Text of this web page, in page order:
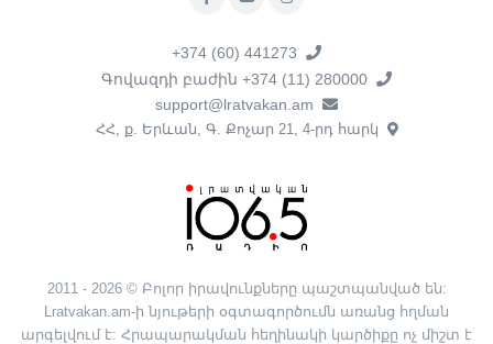
+374 (60) 441273
Գովազդի բաժին +374 (11) 280000
support@lratvakan.am
ՀՀ, ք. Երևան, Գ. Քոչար 21, 4-րդ հարկ
2011 - 2026 © Բոլոր իրավունքները պաշտպանված են:
Lratvakan.am-ի նյութերի օգտագործումն առանց հղման
արգելվում է: Հրապարակման հեղինակի կարծիքը ոչ միշտ է